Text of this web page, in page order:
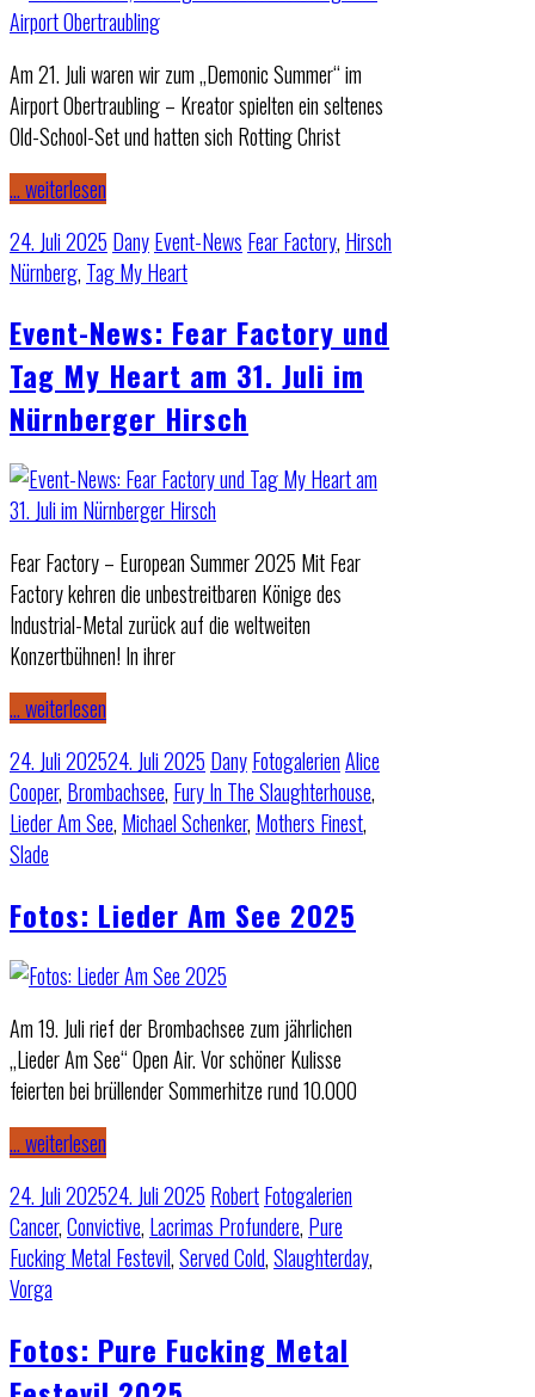
Am 21. Juli waren wir zum „Demonic Summer“ im
Airport Obertraubling – Kreator spielten ein seltenes
Old-School-Set und hatten sich Rotting Christ
… weiterlesen
24. Juli 2025 DanyEvent-News Fear Factory, Hirsch
Nürnberg, Tag My Heart
Event-News: Fear Factory und
Tag My Heart am 31. Juli im
Nürnberger Hirsch
Fear Factory – European Summer 2025 Mit Fear
Factory kehren die unbestreitbaren Könige des
Industrial-Metal zurück auf die weltweiten
Konzertbühnen! In ihrer
… weiterlesen
24. Juli 202524. Juli 2025 DanyFotogalerienAlice
Cooper, Brombachsee, Fury In The Slaughterhouse,
Lieder Am See, Michael Schenker, Mothers Finest,
Slade
Fotos: Lieder Am See 2025
Am 19. Juli rief der Brombachsee zum jährlichen
„Lieder Am See“ Open Air. Vor schöner Kulisse
feierten bei brüllender Sommerhitze rund 10.000
… weiterlesen
24. Juli 202524. Juli 2025 RobertFotogalerien
Cancer,Convictive, Lacrimas Profundere, Pure
Fucking Metal Festevil,Served Cold,Slaughterday,
Vorga
Fotos: Pure Fucking Metal